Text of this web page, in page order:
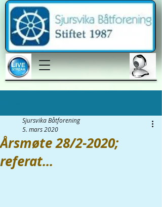
Årsmøte 28/2-2020;
referat...
Sjursvika Båtforening
5. mars 2020